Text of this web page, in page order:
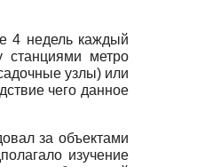
4 недель каждый
метро
узлы) или
чего данное
за объектами
изучение